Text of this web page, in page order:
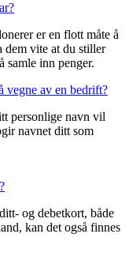
er en flott måte å
dem vite at du stiller
samle inn penger.
vegne av en bedrift?
personlige navn vil
navnet ditt som
og debetkort, både
kan det også finnes